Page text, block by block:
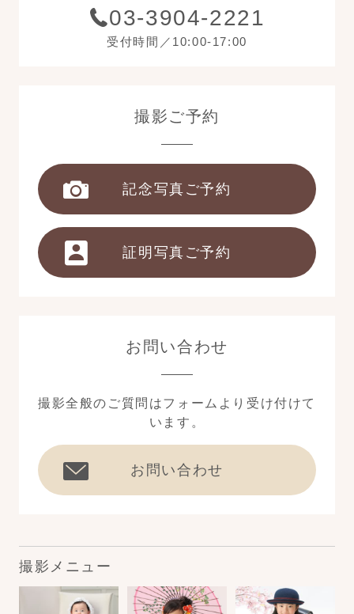
03-3904-2221
受付時間／10:00-17:00
撮影ご予約
記念写真ご予約
証明写真ご予約
お問い合わせ
撮影全般のご質問はフォームより受け付けて
います。
お問い合わせ
撮影メニュー